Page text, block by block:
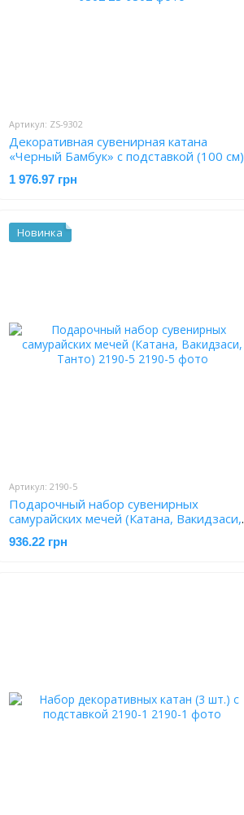
Артикул: ZS-9302
Декоративная сувенирная катана
«Черный Бамбук» с подставкой (100 см)
ZS-9302
1 976.97 грн
Новинка
Артикул: 2190-5
Подарочный набор сувенирных
самурайских мечей (Катана, Вакидзаси,
Танто) 2190-5
936.22 грн